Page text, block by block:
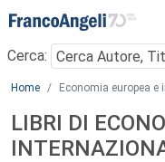
Menu
Cerca:
Main content
Home Economia europea e
LIBRI DI